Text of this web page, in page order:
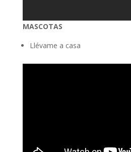
MASCOTAS
Llévame a casa